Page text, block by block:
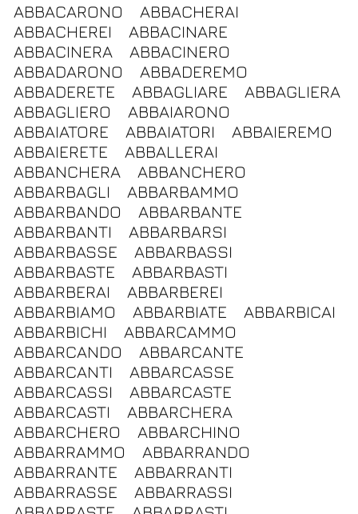
ABBACARONO
ABBACHERAI
ABBACHEREI
ABBACINARE
ABBACINERA
ABBACINERO
ABBADARONO
ABBADEREMO
ABBADERETE
ABBAGLIARE
ABBAGLIERA
ABBAGLIERO
ABBAIARONO
ABBAIATORE
ABBAIATORI
ABBAIEREMO
ABBAIERETE
ABBALLERAI
ABBANCHERA
ABBANCHERO
ABBARBAGLI
ABBARBAMMO
ABBARBANDO
ABBARBANTE
ABBARBANTI
ABBARBARSI
ABBARBASSE
ABBARBASSI
ABBARBASTE
ABBARBASTI
ABBARBERAI
ABBARBEREI
ABBARBIAMO
ABBARBIATE
ABBARBICAI
ABBARBICHI
ABBARCAMMO
ABBARCANDO
ABBARCANTE
ABBARCANTI
ABBARCASSE
ABBARCASSI
ABBARCASTE
ABBARCASTI
ABBARCHERA
ABBARCHERO
ABBARCHINO
ABBARRAMMO
ABBARRANDO
ABBARRANTE
ABBARRANTI
ABBARRASSE
ABBARRASSI